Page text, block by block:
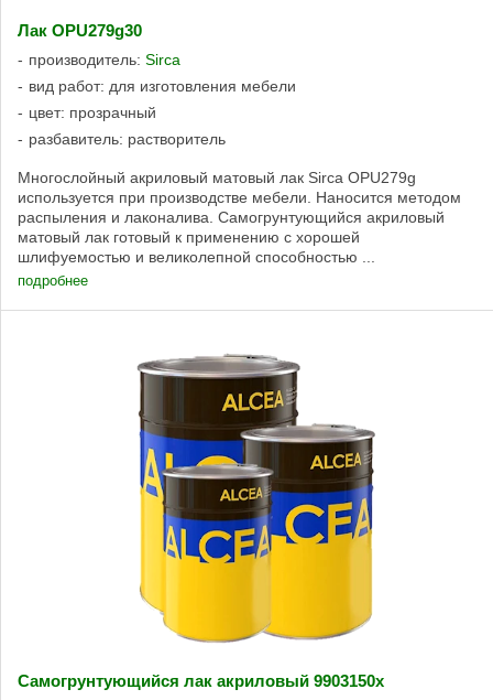
Лак OPU279g30
производитель: Sirca
вид работ: для изготовления мебели
цвет: прозрачный
разбавитель: растворитель
Многослойный акриловый матовый лак Sirca OPU279g
используется при производстве мебели. Наносится методом
распыления и лаконалива. Самогрунтующийся акриловый
матовый лак готовый к применению с хорошей
шлифуемостью и великолепной способностью ...
подробнее
Самогрунтующийся лак акриловый 9903150x